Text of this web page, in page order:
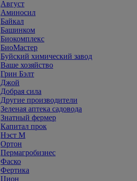
Август
Аминосил
Байкал
Башинком
Биокомплекс
БиоМастер
Буйский химический завод
Ваше хозяйство
Грин Бэлт
Джой
Добрая сила
Другие производители
Зеленая аптека садовода
Знатный фермер
Капитал прок
Нэст М
Ортон
Пермагробизнес
Фаско
Фертика
Цион